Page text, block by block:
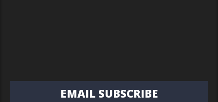
EMAIL SUBSCRIBE